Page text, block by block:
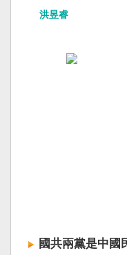
洪昱睿
國共兩黨是中國